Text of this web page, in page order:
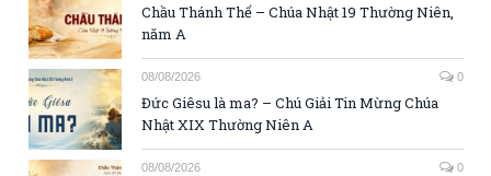
Chầu Thánh Thể – Chúa Nhật 19 Thường Niên,
năm A
08/08/2026 0
Đức Giêsu là ma? – Chú Giải Tin Mừng Chúa
Nhật XIX Thường Niên A
08/08/2026 0